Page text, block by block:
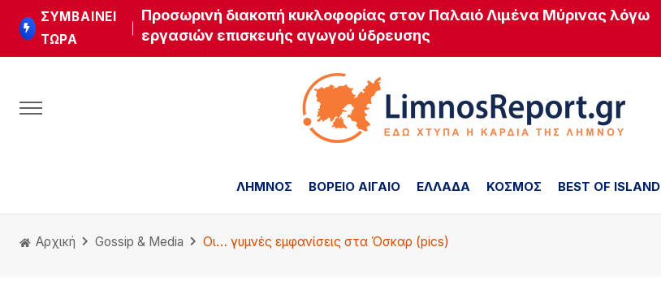
ΣΥΜΒΑΊΝΕΙ
ΤΏΡΑ
Προσωρινή διακοπή κυκλοφορίας στον Παλαιό Λιμένα Μύρινας λόγω
εργασιών επισκευής αγωγού ύδρευσης
ΛΗΜΝΟΣ ΒΟΡΕΙΟ ΑΙΓΑΙΟ ΕΛΛΑΔΑ ΚΟΣΜΟΣ BEST OF ISLAND
Αρχική Gossip & Media Οι… γυμνές εμφανίσεις στα Όσκαρ (pics)